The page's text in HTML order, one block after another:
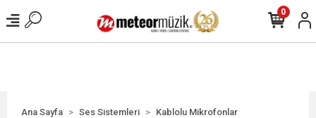
0
Ana Sayfa Ses Sistemleri
Kablolu Mikrofonlar